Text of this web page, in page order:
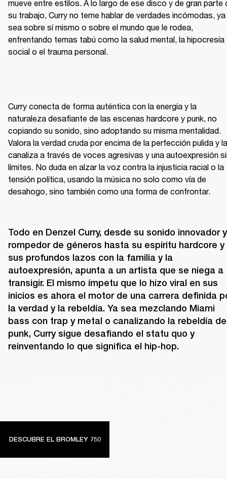
mueve entre estilos. A lo largo de ese disco y de gran parte
su trabajo, Curry no teme hablar de verdades incómodas, ya
sea sobre sí mismo o sobre el mundo que le rodea,
enfrentando temas tabú como la salud mental, la hipocresía
social o el trauma personal.
Curry conecta de forma auténtica con la energía y la
naturaleza desafiante de las escenas hardcore y punk, no
copiando su sonido, sino adoptando su misma mentalidad.
Valora la verdad cruda por encima de la perfección pulida y la
canaliza a través de voces agresivas y una autoexpresión
límites. No duda en alzar la voz contra la injusticia racial o la
tensión política, usando la música no solo como vía de
desahogo, sino también como una forma de confrontar.
Todo en Denzel Curry, desde su sonido innovador y
rompedor de géneros hasta su espíritu hardcore y
sus profundos lazos con la familia y la
autoexpresión, apunta a un artista que se niega a
transigir. El mismo ímpetu que lo hizo viral en sus
inicios es ahora el motor de una carrera definida
la verdad y la rebeldía. Ya sea mezclando Miami
bass con trap y metal o canalizando la rebeldía
punk, Curry sigue desafiando el statu quo y
reinventando lo que significa el hip-hop.
DESCUBRE EL BROMLEY 750